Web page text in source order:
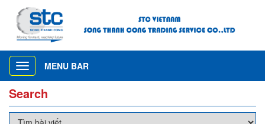
Toggle
navigation
MENU BAR
Search